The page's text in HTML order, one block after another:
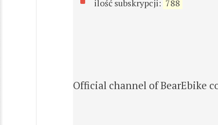
ilość subskrypcji: 788
Official channel of BearEbike